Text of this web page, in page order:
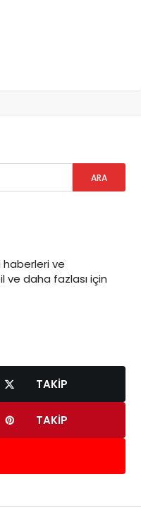
haberleri ve
ve daha fazlası için
TAKIP
TAKIP